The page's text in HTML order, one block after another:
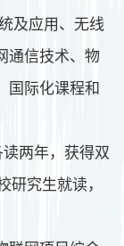
及应用、无线
通信技术、物
国际化课程和
两年，获得双
研究生就读，